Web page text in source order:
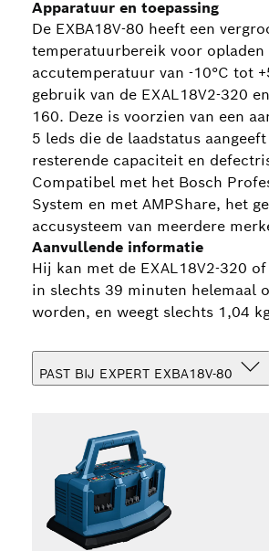
Apparatuur en toepassing
De EXBA18V-80 heeft een
temperatuurbereik voor opladen
accutemperatuur van -10°C tot
gebruik van de EXAL18V2-320
160. Deze is voorzien van een
5 leds die de laadstatus
resterende capaciteit en
Compatibel met het Bosch
System en met AMPShare, het
accusysteem van meerdere
Aanvullende informatie
Hij kan met de EXAL18V2-320
in slechts 39 minuten helemaal
worden, en weegt slechts 1,04
PAST BIJ EXPERT EXBA18V-80